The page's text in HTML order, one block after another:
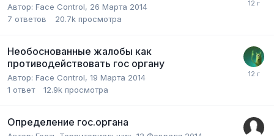
Автор: Face Control, 26 Марта 2014
7 ответов 20.7k просмотра
Необоснованные жалобы как
противодействовать гос органу
Автор: Face Control, 19 Марта 2014
1 ответ 12.9k просмотра
Определение гос.органа